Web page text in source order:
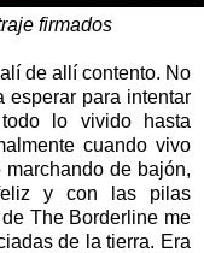
firmados
de allí contento. No
esperar para intentar
lo vivido hasta
cuando vivo
de bajón,
y con las pilas
The Borderline me
de la tierra. Era